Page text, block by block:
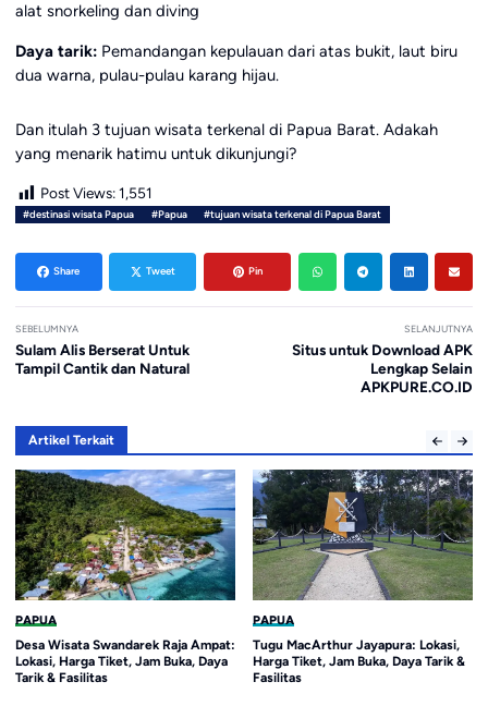
alat snorkeling dan diving
Daya tarik:Pemandangan kepulauan dari atas bukit, laut biru
dua warna, pulau-pulau karang hijau.
Dan itulah 3 tujuan wisata terkenal di Papua Barat. Adakah
yang menarik hatimu untuk dikunjungi?
Post Views: 1,551
#destinasi wisata Papua #Papua #tujuan wisata terkenal di Papua Barat
Share Tweet Pin
SEBELUMNYA
Sulam Alis Berserat Untuk
Tampil Cantik dan Natural
SELANJUTNYA
Situs untuk Download APK
Lengkap Selain
APKPURE.CO.ID
Artikel Terkait
PAPUA
Desa Wisata Swandarek Raja Ampat:
Lokasi, Harga Tiket, Jam Buka, Daya
Tarik & Fasilitas
PAPUA
Tugu MacArthur Jayapura: Lokasi,
Harga Tiket, Jam Buka, Daya Tarik &
Fasilitas